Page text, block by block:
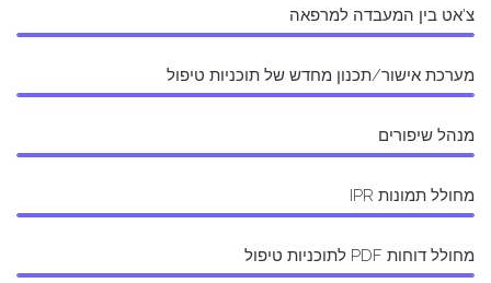
צ'אט בין המעבדה למרפאה
מערכת אישור/תכנון מחדש של תוכניות טיפול
מנהל שיפורים
מחולל תמונות IPR
מחולל דוחות PDF לתוכניות טיפול